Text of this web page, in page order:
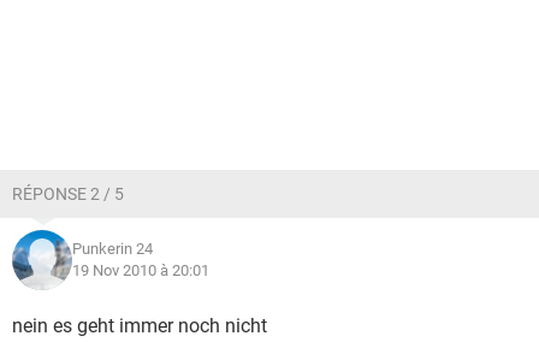
RÉPONSE 2 / 5
Punkerin 24
19 Nov 2010 à 20:01
nein es geht immer noch nicht